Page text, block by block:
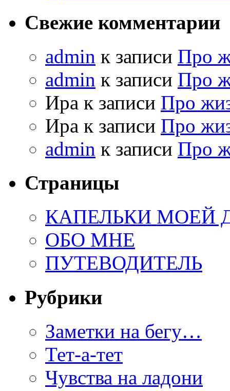
Свежие комментарии
admin к записи Про
admin к записи Про
Ира к записи Про
Ира к записи Про
admin к записи Про
Страницы
КАПЕЛЬКИ МОЕЙ
ОБО МНЕ
ПУТЕВОДИТЕЛЬ
Рубрики
Заметки на бегу…
Тет-а-тет
Чувства на ладони